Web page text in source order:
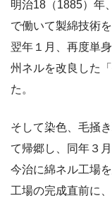
明治18（1885）年
で働いて製綿技術を
翌年１月、再度単
州ネルを改良した
た。
そして染色、毛掻
て帰郷し、同年３月
今治に綿ネル工場
工場の完成直前に